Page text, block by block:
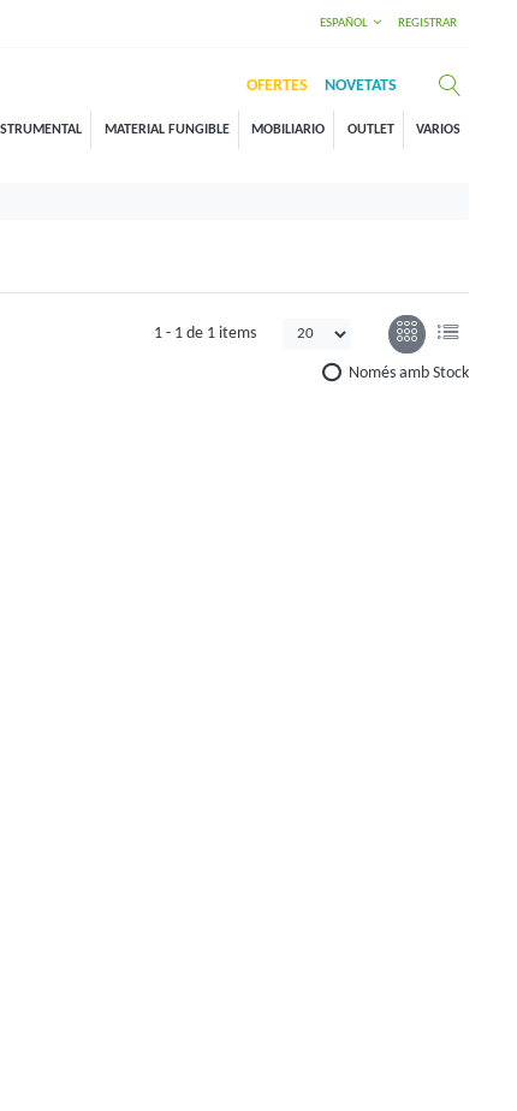
ESPAÑOL REGISTRAR
OFERTES NOVETATS
MATERIAL FUNGIBLE MOBILIARIO OUTLET VARIOS
1 - 1 de 1 items
Només amb Stock